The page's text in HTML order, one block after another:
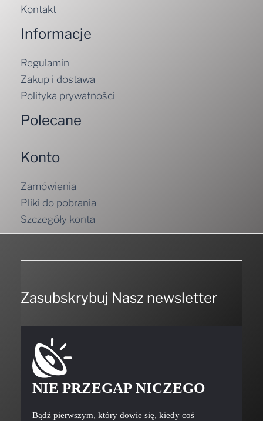
Kontakt
Informacje
Regulamin
Zakup i dostawa
Polityka prywatności
Polecane
Konto
Zamówienia
Pliki do pobrania
Szczegóły konta
Zasubskrybuj Nasz newsletter
NIE PRZEGAP NICZEGO
Bądź pierwszym, który dowie się, kiedy coś